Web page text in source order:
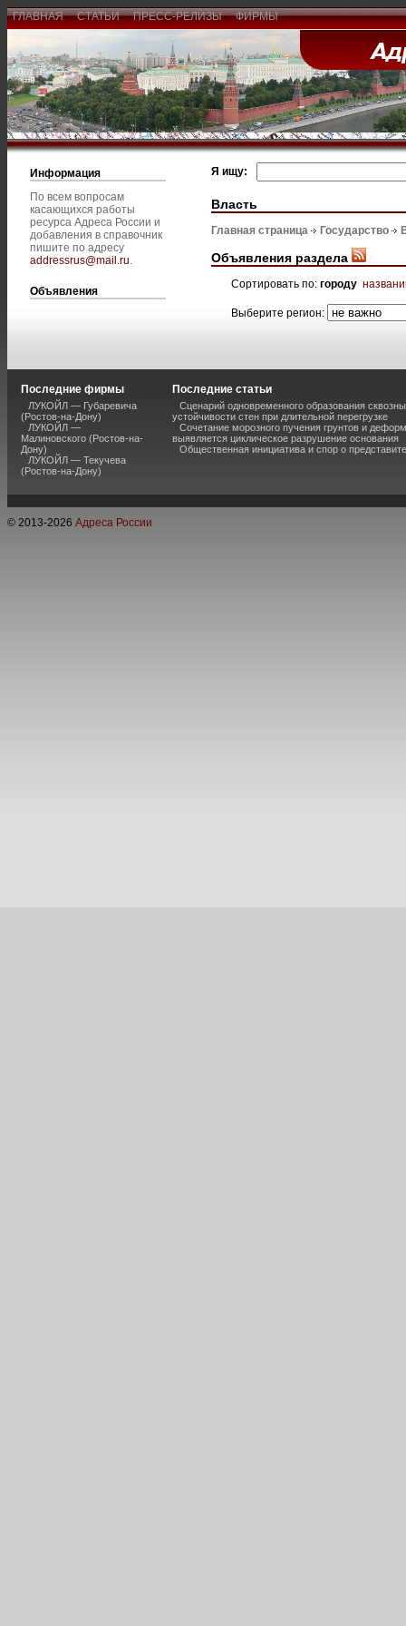
ГЛАВНАЯ СТАТЬИ ПРЕСС-РЕЛИЗЫ ФИРМЫ
Информация
По всем вопросам
касающихся работы
ресурса Адреса России и
добавления в справочник
пишите по адресу
addressrus@mail.ru.
Объявления
Я ищу:
Власть
Главная страница Государство
Объявления раздела
Сортировать по: городу
Выберите регион:
Последние фирмы
ЛУКОЙЛ — Губаревича
(Ростов-на-Дону)
ЛУКОЙЛ —
Малиновского (Ростов-на-
Дону)
ЛУКОЙЛ — Текучева
(Ростов-на-Дону)
Последние статьи
Сценарий одновременного образования
устойчивости стен при длительной перегрузке
Сочетание морозного пучения грунтов и
выявляется циклическое разрушение основания
Общественная инициатива и спор о
© 2013-2026 Адреса России